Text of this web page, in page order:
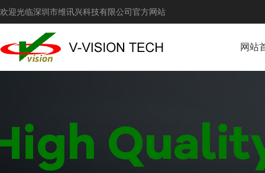
欢迎光临深圳市维讯兴科技有限公司官方网站
网站